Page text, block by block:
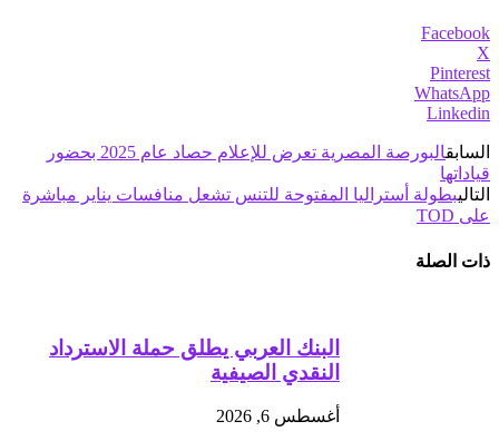
Facebook
X
Pinterest
WhatsApp
Linkedin
السابق
البورصة المصرية تعرض للإعلام حصاد عام 2025 بحضور
قياداتها
التاليبطولة أستراليا المفتوحة للتنس تشعل منافسات يناير مباشرة
على TOD
ذات الصلة
البنك العربي يطلق حملة الاسترداد
النقدي الصيفية
أغسطس 6, 2026